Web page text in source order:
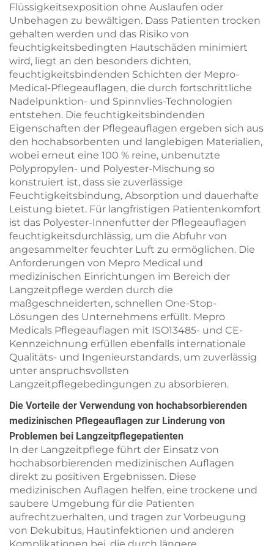
Flüssigkeitsexposition ohne Auslaufen oder
Unbehagen zu bewältigen. Dass Patienten trocken
gehalten werden und das Risiko von
feuchtigkeitsbedingten Hautschäden minimiert
wird, liegt an den besonders dichten,
feuchtigkeitsbindenden Schichten der Mepro-
Medical-Pflegeauflagen, die durch fortschrittliche
Nadelpunktion- und Spinnvlies-Technologien
entstehen. Die feuchtigkeitsbindenden
Eigenschaften der Pflegeauflagen ergeben sich aus
den hochabsorbenten und langlebigen Materialien,
wobei erneut eine 100 % reine, unbenutzte
Polypropylen- und Polyester-Mischung so
konstruiert ist, dass sie zuverlässige
Feuchtigkeitsbindung, Absorption und dauerhafte
Leistung bietet. Für langfristigen Patientenkomfort
ist das Polyester-Innenfutter der Pflegeauflagen
feuchtigkeitsdurchlässig, um die Abfuhr von
angesammelter feuchter Luft zu ermöglichen. Die
Anforderungen von Mepro Medical und
medizinischen Einrichtungen im Bereich der
Langzeitpflege werden durch die
maßgeschneiderten, schnellen One-Stop-
Lösungen des Unternehmens erfüllt. Mepro
Medicals Pflegeauflagen mit ISO13485- und CE-
Kennzeichnung erfüllen ebenfalls internationale
Qualitäts- und Ingenieurstandards, um zuverlässig
unter anspruchsvollsten
Langzeitpflegebedingungen zu absorbieren.
Die Vorteile der Verwendung von hochabsorbierenden
medizinischen Pflegeauflagen zur Linderung von
Problemen bei Langzeitpflegepatienten
In der Langzeitpflege führt der Einsatz von
hochabsorbierenden medizinischen Auflagen
direkt zu positiven Ergebnissen. Diese
medizinischen Auflagen helfen, eine trockene und
saubere Umgebung für die Patienten
aufrechtzuerhalten, und tragen zur Vorbeugung
von Dekubitus, Hautinfektionen und anderen